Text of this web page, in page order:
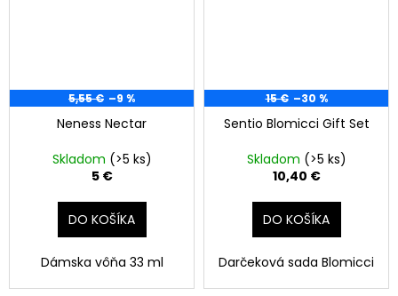
5,55 € –9 %
Neness Nectar
Skladom (>5 ks)
5 €
DO KOŠÍKA
Dámska vôňa 33 ml
15 € –30 %
Sentio Blomicci Gift Set
Skladom (>5 ks)
10,40 €
DO KOŠÍKA
Darčeková sada Blomicci